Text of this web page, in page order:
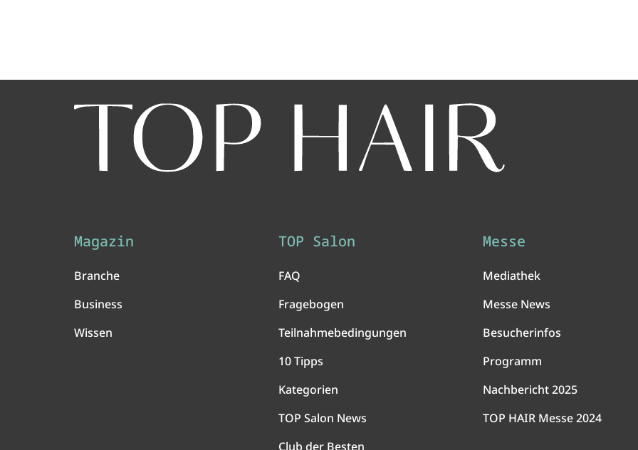
Magazin
Branche
Business
Wissen
TOP Salon
FAQ
Fragebogen
Teilnahmebedingungen
10 Tipps
Kategorien
TOP Salon News
Club der Besten
Messe
Mediathek
Messe News
Besucherinfos
Programm
Nachbericht 2025
TOP HAIR Messe 2024